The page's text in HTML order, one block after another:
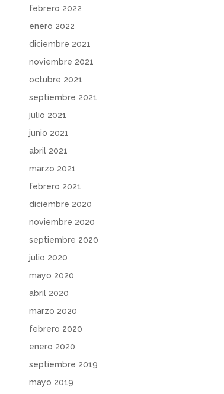
febrero 2022
enero 2022
diciembre 2021
noviembre 2021
octubre 2021
septiembre 2021
julio 2021
junio 2021
abril 2021
marzo 2021
febrero 2021
diciembre 2020
noviembre 2020
septiembre 2020
julio 2020
mayo 2020
abril 2020
marzo 2020
febrero 2020
enero 2020
septiembre 2019
mayo 2019